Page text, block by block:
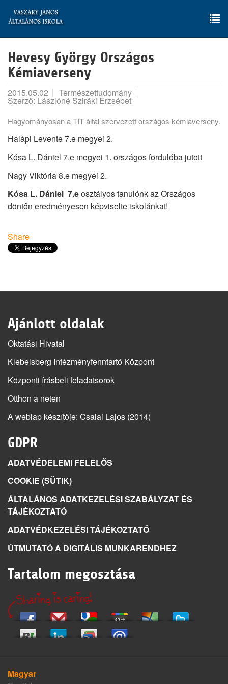
Hevesy György Országos
Kémiaverseny
2015.05.02 Természettudomány
Szerző: Lászlóné Sziráki Erzsébet
Hagyományosan a TIT által szervezett országos kémiaverseny.
Halápi Levente 7.e megyei 2.
Kósa L. Dániel 7.e megyei 1. országos fordulóba jutott
Nagy Viktória 8.e megyei 2.
Kósa L. Dániel 7.eosztályos tanulónk az Országos
döntőn eredményesen képviselte iskolánkat!
Share
Ajánlott oldalak
Oktatási Hivatal
Klebelsberg Intézményfenntartó Központ
Központi írásbeli feladatsorok
Otthon a neten
A weblap készítője: Csalai Lajos (2014)
GDPR
ADATVÉDELEMI FELELŐS
COOKIE (SÜTIK)
ÁLTALÁNOS ADATKEZELÉSI SZABÁLYZAT ÉS
TÁJÉKOZTATÓ
ADATVÉDKEZELÉSI TÁJÉKOZTATÓ
ÚTMUTATÓ A DIGITÁLIS MUNKARENDHEZ
Tartalom megosztása
Magyar